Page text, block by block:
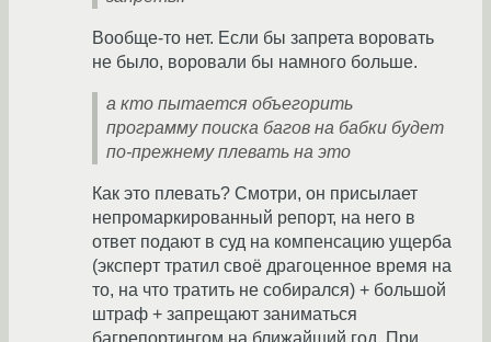
Вообще-то нет. Если бы запрета воровать
не было, воровали бы намного больше.
а кто пытается объегорить
программу поиска багов на бабки будет
по-прежнему плевать на это
Как это плевать? Смотри, он присылает
непромаркированный репорт, на него в
ответ подают в суд на компенсацию ущерба
(эксперт тратил своё драгоценное время на
то, на что тратить не собирался) + большой
штраф + запрещают заниматься
багрепортингом на ближайший год. При